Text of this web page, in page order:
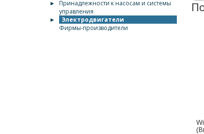
►
Принадлежности к насосам и системы
управления
►
Электродвигатели
Фирмы-производители